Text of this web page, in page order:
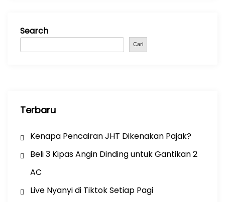
o
o
p
p
m
Search
Cari
Terbaru
Kenapa Pencairan JHT Dikenakan Pajak?
Beli 3 Kipas Angin Dinding untuk Gantikan 2
AC
Live Nyanyi di Tiktok Setiap Pagi